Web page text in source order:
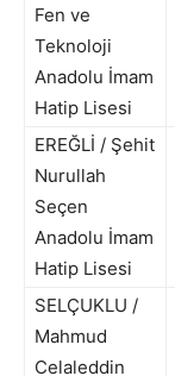
Fen ve
Teknoloji
Anadolu İmam
Hatip Lisesi
EREĞLİ / Şehit
Nurullah
Seçen
Anadolu İmam
Hatip Lisesi
SELÇUKLU /
Mahmud
Celaleddin